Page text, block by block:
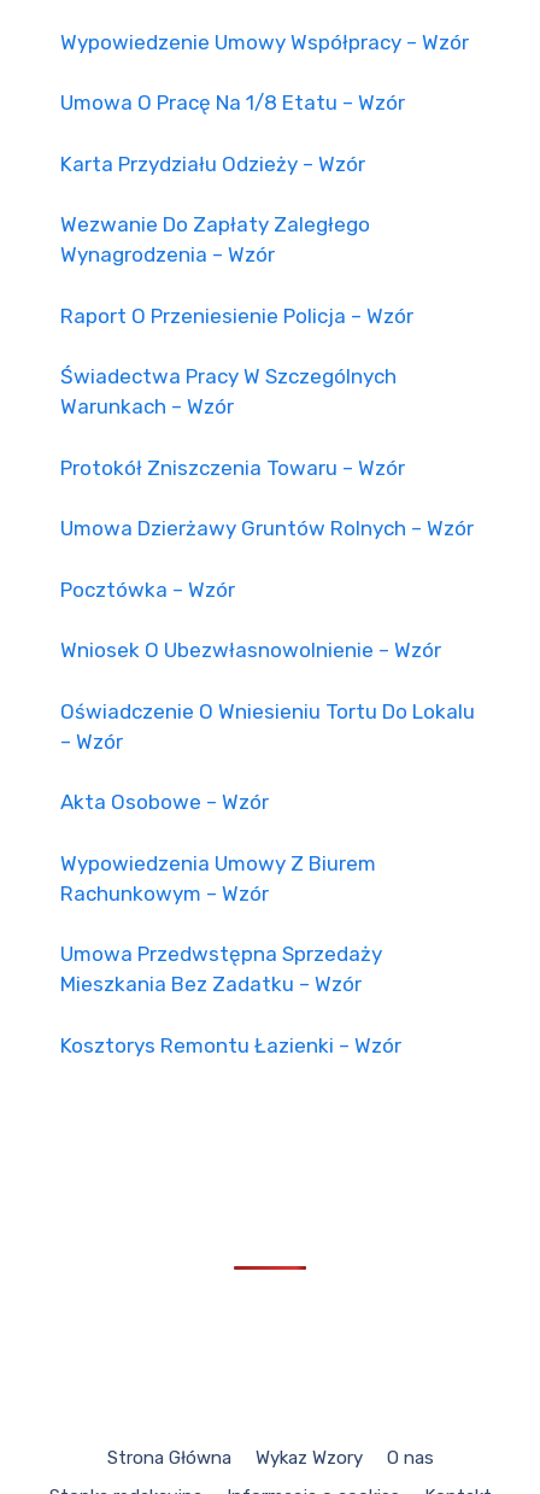
Wypowiedzenie Umowy Współpracy – Wzór
Umowa O Pracę Na 1/8 Etatu – Wzór
Karta Przydziału Odzieży – Wzór
Wezwanie Do Zapłaty Zaległego
Wynagrodzenia – Wzór
Raport O Przeniesienie Policja – Wzór
Świadectwa Pracy W Szczególnych
Warunkach – Wzór
Protokół Zniszczenia Towaru – Wzór
Umowa Dzierżawy Gruntów Rolnych – Wzór
Pocztówka – Wzór
Wniosek O Ubezwłasnowolnienie – Wzór
Oświadczenie O Wniesieniu Tortu Do Lokalu
– Wzór
Akta Osobowe – Wzór
Wypowiedzenia Umowy Z Biurem
Rachunkowym – Wzór
Umowa Przedwstępna Sprzedaży
Mieszkania Bez Zadatku – Wzór
Kosztorys Remontu Łazienki – Wzór
Strona Główna Wykaz Wzory
O nas